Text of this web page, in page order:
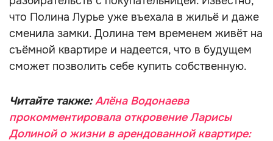
что Полина Лурье уже въехала в жильё и даже
сменила замки. Долина тем временем живёт на
съёмной квартире и надеется, что в будущем
сможет позволить себе купить собственную.
Читайте также:Алёна Водонаева
прокомментировала откровение Ларисы
Долиной о жизни в арендованной квартире: